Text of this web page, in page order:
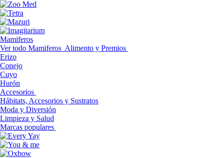
Mamiferos
Ver todo Mamiferos Alimento y Premios
Erizo
Conejo
Cuyo
Hurón
Accesorios
Hábitats, Accesorios y Sustratos
Moda y Diversión
Limpieza y Salud
Marcas populares